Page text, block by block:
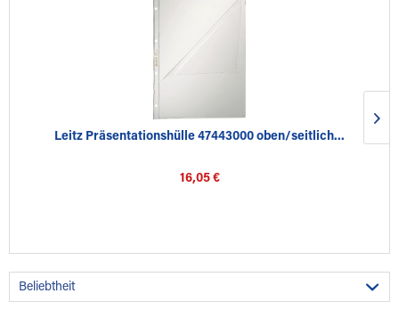
Leitz Präsentationshülle 47443000 oben/seitlich...
16,05 €